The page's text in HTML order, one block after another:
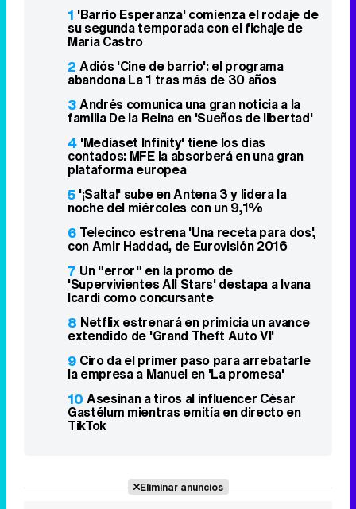
1 'Barrio Esperanza' comienza el rodaje de
su segunda temporada con el fichaje de
María Castro
2 Adiós 'Cine de barrio': el programa
abandona La 1 tras más de 30 años
3Andrés comunica una gran noticia a la
familia De la Reina en 'Sueños de libertad'
4 'Mediaset Infinity' tiene los días
contados: MFE la absorberá en una gran
plataforma europea
5 '¡Salta!' sube en Antena 3 y lidera la
noche del miércoles con un 9,1%
6 Telecinco estrena 'Una receta para dos',
con Amir Haddad, de Eurovisión 2016
7 Un "error" en la promo de
'Supervivientes All Stars' destapa a Ivana
Icardi como concursante
8 Netflix estrenará en primicia un avance
extendido de 'Grand Theft Auto VI'
9 Ciro da el primer paso para arrebatarle
la empresa a Manuel en 'La promesa'
10 Asesinan a tiros al influencer César
Gastélum mientras emitía en directo en
TikTok
Eliminar anuncios